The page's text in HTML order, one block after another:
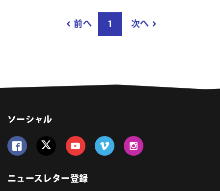
数
前へ 1 次へ
ソーシャル
ニュースレター登録